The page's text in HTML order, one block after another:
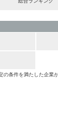
条件を満たした企業